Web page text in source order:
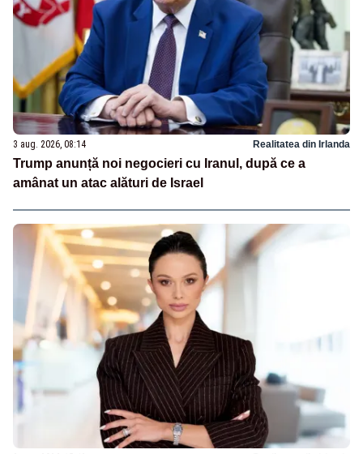
3 aug. 2026, 08:14 Realitatea din Irlanda
Trump anunță noi negocieri cu Iranul, după ce a
amânat un atac alături de Israel